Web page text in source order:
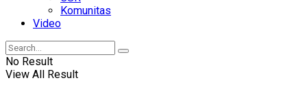
Komunitas
Video
No Result
View All Result